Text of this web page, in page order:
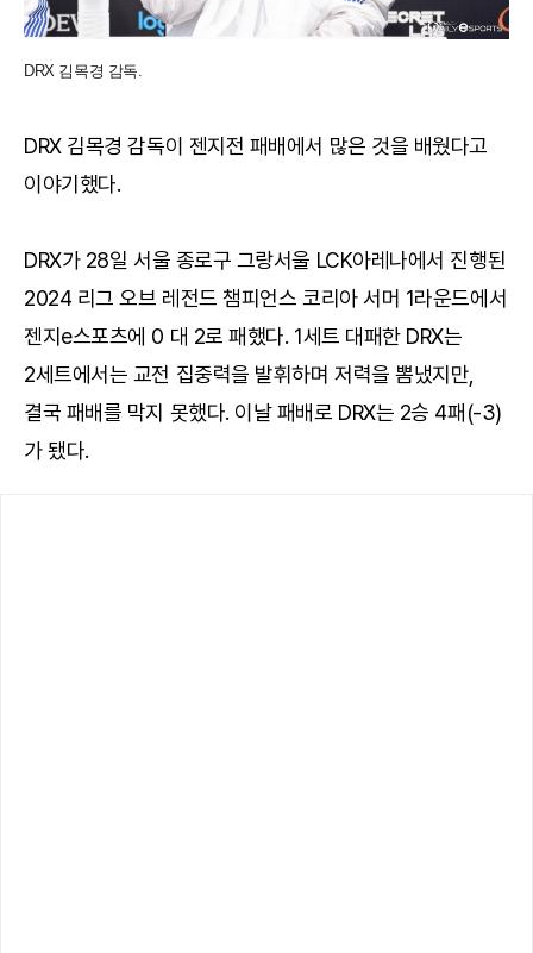
DRX 김목경 감독.
DRX 김목경 감독이 젠지전 패배에서 많은 것을 배웠다고
이야기했다.
DRX가 28일 서울 종로구 그랑서울 LCK아레나에서 진행된
2024 리그 오브 레전드 챔피언스 코리아 서머 1라운드에서
젠지e스포츠에 0 대 2로 패했다. 1세트 대패한 DRX는
2세트에서는 교전 집중력을 발휘하며 저력을 뽐냈지만,
결국 패배를 막지 못했다. 이날 패배로 DRX는 2승 4패(-3)
가 됐다.